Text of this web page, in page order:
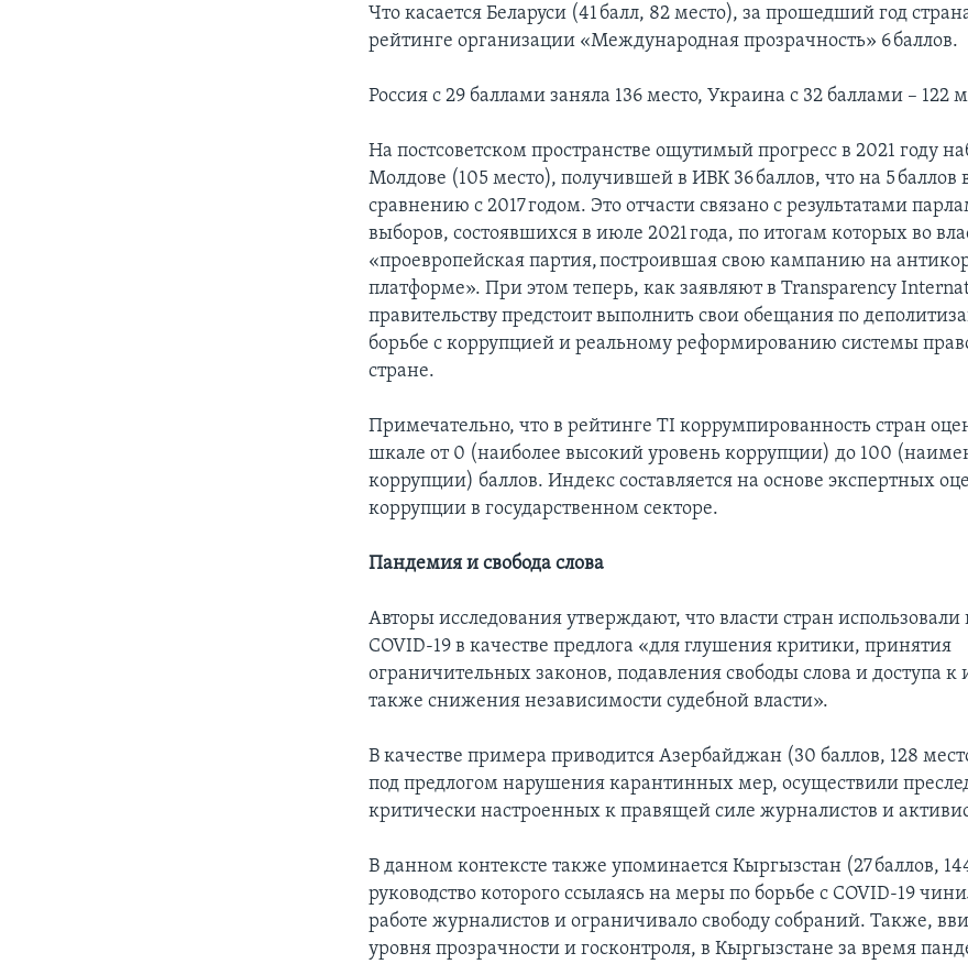
Что касается Беларуси (41 балл, 82 место), за прошедший год
рейтинге организации «Международная прозрачность» 6 баллов.
Россия с 29 баллами заняла 136 место, Украина с 32 баллами – 122
На постсоветском пространстве ощутимый прогресс в 2021 году
Молдове (105 место), получившей в ИВК 36 баллов, что на 5
сравнению с 2017 годом. Это отчасти связано с результатами
выборов, состоявшихся в июле 2021 года, по итогам которых во
«проевропейская партия, построившая свою кампанию на
платформе». При этом теперь, как заявляют в Transparency
правительству предстоит выполнить свои обещания по
борьбе с коррупцией и реальному реформированию системы
стране.
Примечательно, что в рейтинге TI коррумпированность стран
шкале от 0 (наиболее высокий уровень коррупции) до 100
коррупции) баллов. Индекс составляется на основе экспертных
коррупции в государственном секторе.
Пандемия и свобода слова
Авторы исследования утверждают, что власти стран
COVID-19 в качестве предлога «для глушения критики, принятия
ограничительных законов, подавления свободы слова и доступа
также снижения независимости судебной власти».
В качестве примера приводится Азербайджан (30 баллов, 128
под предлогом нарушения карантинных мер, осуществили
критически настроенных к правящей силе журналистов и
В данном контексте также упоминается Кыргызстан (27 баллов,
руководство которого ссылаясь на меры по борьбе с COVID-19
работе журналистов и ограничивало свободу собраний. Также,
уровня прозрачности и госконтроля, в Кыргызстане за время